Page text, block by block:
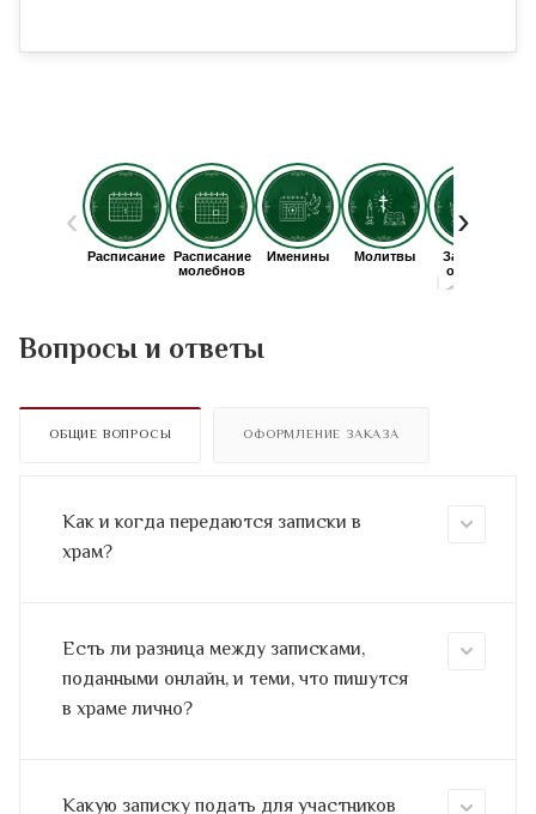
Вопросы и ответы
ОБЩИЕ ВОПРОСЫ ОФОРМЛЕНИЕ ЗАКАЗА
Как и когда передаются записки в
храм?
Есть ли разница между записками,
поданными онлайн, и теми, что пишутся
в храме лично?
Какую записку подать для участников